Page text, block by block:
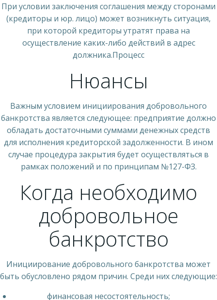
При условии заключения соглашения между сторонами
(кредиторы и юр. лицо) может возникнуть ситуация,
при которой кредиторы утратят права на
осуществление каких-либо действий в адрес
должника.Процесс
Нюансы
Важным условием инициирования добровольного
банкротства является следующее: предприятие должно
обладать достаточными суммами денежных средств
для исполнения кредиторской задолженности. В ином
случае процедура закрытия будет осуществляться в
рамках положений и по принципам №127-ФЗ.
Когда необходимо
добровольное
банкротство
Инициирование добровольного банкротства может
быть обусловлено рядом причин. Среди них следующие:
финансовая несостоятельность;